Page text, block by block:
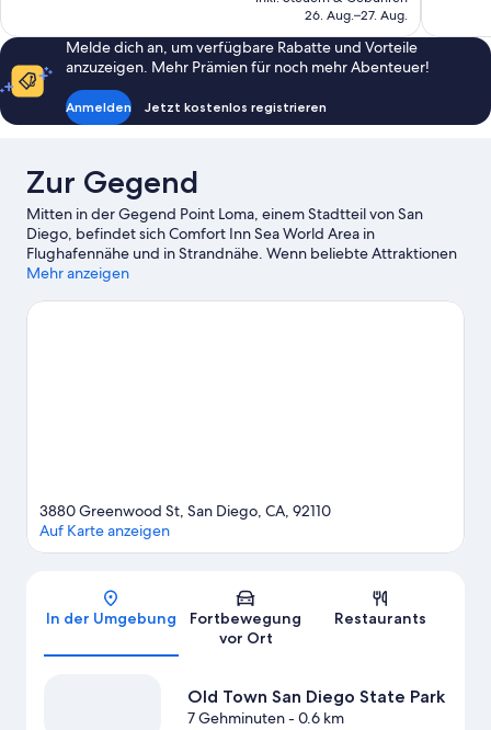
beträgt
26. Aug.–27. Aug.
Melde dich an, um verfügbare Rabatte und Vorteile
anzuzeigen. Mehr Prämien für noch mehr Abenteuer!
Anmelden Jetzt kostenlos registrieren
Zur Gegend
Mitten in der Gegend Point Loma, einem Stadtteil von San
Diego, befindet sich Comfort Inn Sea World Area in
Flughafennähe und in Strandnähe. Wenn beliebte Attraktionen
auf dem Programm stehen sollen, kommst du hier auf deine
– hier erwarten dich spannende Veranstaltungen. Eine beliebte
Mehr anzeigen
Karte
3880 Greenwood St, San Diego, CA, 92110
Auf Karte anzeigen
In der Umgebung
Fortbewegung
vor Ort
Restaurants
Old Town San Diego State Park
7 Gehminuten- 0.6 km